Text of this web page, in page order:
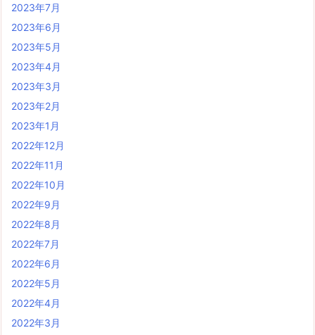
2023年7月
2023年6月
2023年5月
2023年4月
2023年3月
2023年2月
2023年1月
2022年12月
2022年11月
2022年10月
2022年9月
2022年8月
2022年7月
2022年6月
2022年5月
2022年4月
2022年3月